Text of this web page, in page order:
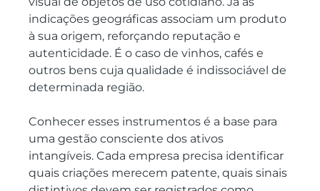
indicações geográficas associam um produto
à sua origem, reforçando reputação e
autenticidade. É o caso de vinhos, cafés e
outros bens cuja qualidade é indissociável de
determinada região.
Conhecer esses instrumentos é a base para
uma gestão consciente dos ativos
intangíveis. Cada empresa precisa identificar
quais criações merecem patente, quais sinais